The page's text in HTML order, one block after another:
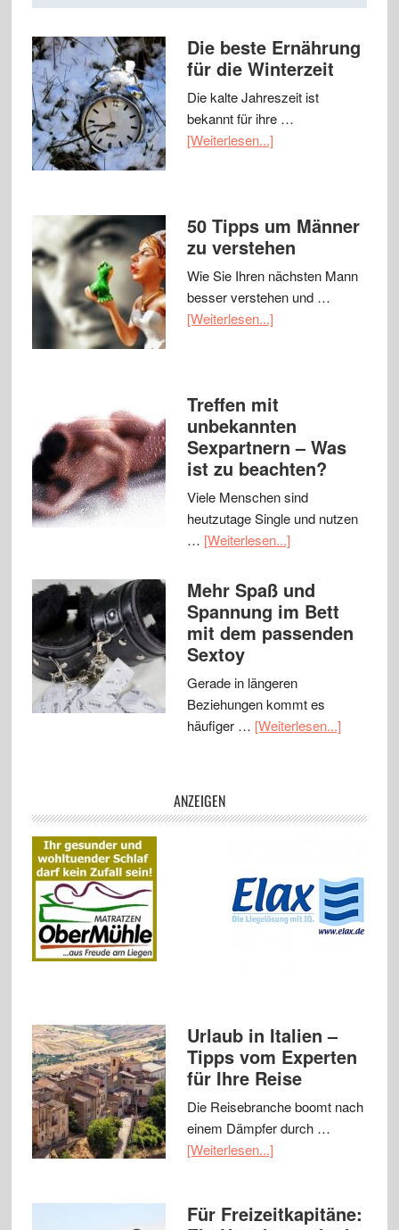
Die beste Ernährung
für die Winterzeit
Die kalte Jahreszeit ist
bekannt für ihre …
[Weiterlesen...]
50 Tipps um Männer
zu verstehen
Wie Sie Ihren nächsten Mann
besser verstehen und …
[Weiterlesen...]
Treffen mit
unbekannten
Sexpartnern – Was
ist zu beachten?
Viele Menschen sind
heutzutage Single und nutzen
… [Weiterlesen...]
Mehr Spaß und
Spannung im Bett
mit dem passenden
Sextoy
Gerade in längeren
Beziehungen kommt es
häufiger … [Weiterlesen...]
ANZEIGEN
Urlaub in Italien –
Tipps vom Experten
für Ihre Reise
Die Reisebranche boomt nach
einem Dämpfer durch …
[Weiterlesen...]
Für Freizeitkapitäne: